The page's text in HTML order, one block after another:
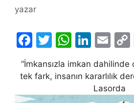
yazar
F
a
c
T
w
itt
W
h
at
Li
n
k
e
E
m
ai
l
“İmkansızla imkan dahilinde
tek fark, insanın kararlılık
Lasorda